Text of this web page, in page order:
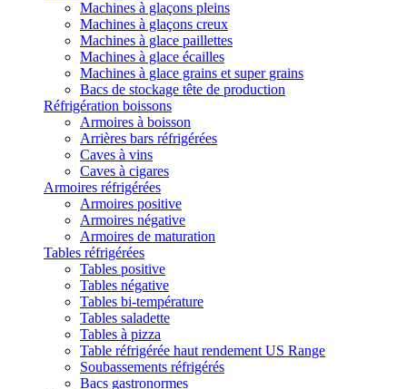
Machines à glaçons pleins
Machines à glaçons creux
Machines à glace paillettes
Machines à glace écailles
Machines à glace grains et super grains
Bacs de stockage tête de production
Réfrigération boissons
Armoires à boisson
Arrières bars réfrigérées
Caves à vins
Caves à cigares
Armoires réfrigérées
Armoires positive
Armoires négative
Armoires de maturation
Tables réfrigérées
Tables positive
Tables négative
Tables bi-température
Tables saladette
Tables à pizza
Table réfrigérée haut rendement US Range
Soubassements réfrigérés
Bacs gastronormes